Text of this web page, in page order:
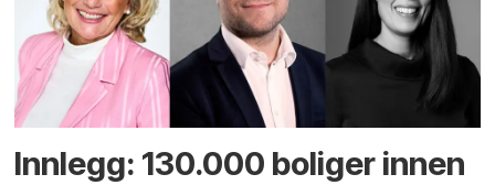
Innlegg: 130.000 boliger innen